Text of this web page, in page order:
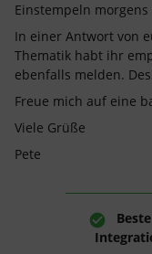
Einstempeln
In einer Antwort von
Thematik habt ihr
ebenfalls melden.
Freue mich auf eine
Viele Grüße
Pete